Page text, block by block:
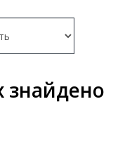
знайдено